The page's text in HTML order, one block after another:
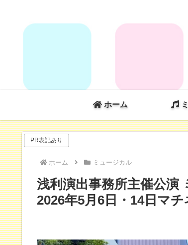
ホーム
PR表記あり
ホーム ミュージカル
浅利演出事務所主催公演
2026年5月6日・14日マチ